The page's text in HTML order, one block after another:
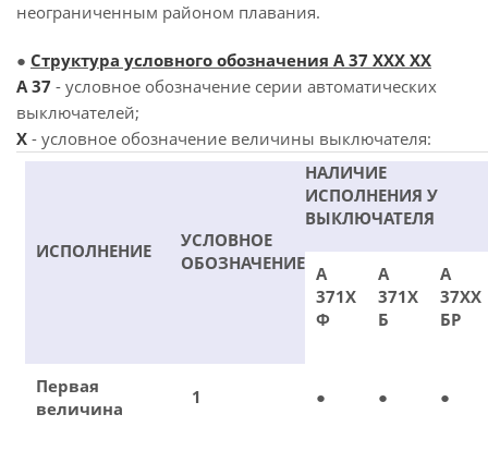
неограниченным районом плавания.
● Структура условного обозначения А 37 ХХХ ХХ
А 37 - условное обозначение серии автоматических
выключателей;
X - условное обозначение величины выключателя:
ИСПОЛНЕНИЕ
УСЛОВНОЕ
ОБОЗНАЧЕНИЕ
НАЛИЧИЕ
ИСПОЛНЕНИЯ У
ВЫКЛЮЧАТЕЛЯ
А
371Х
Ф
А
371Х
Б
А
37ХХ
БР
Первая
величина
1 ● ● ●